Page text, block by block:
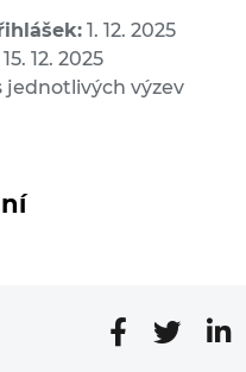
1. 12. 2025
15. 12. 2025
jednotlivých výzev